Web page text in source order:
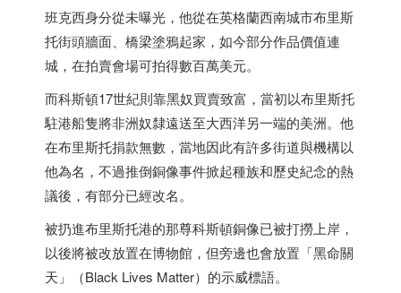
班克西身分從未曝光，他從在英格蘭西南城市布里斯
托街頭牆面、橋梁塗鴉起家，如今部分作品價值連
城，在拍賣會場可拍得數百萬美元。
而科斯頓17世紀則靠黑奴買賣致富，當初以布里斯托
駐港船隻將非洲奴隸遠送至大西洋另一端的美洲。他
在布里斯托捐款無數，當地因此有許多街道與機構以
他為名，不過推倒銅像事件掀起種族和歷史紀念的熱
議後，有部分已經改名。
被扔進布里斯托港的那尊科斯頓銅像已被打撈上岸，
以後將被改放置在博物館，但旁邊也會放置「黑命關
天」（Black Lives Matter）的示威標語。